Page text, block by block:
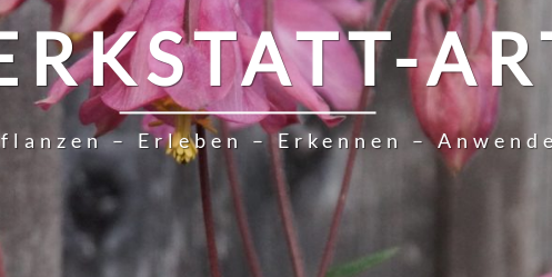
– Erleben – Erkennen –